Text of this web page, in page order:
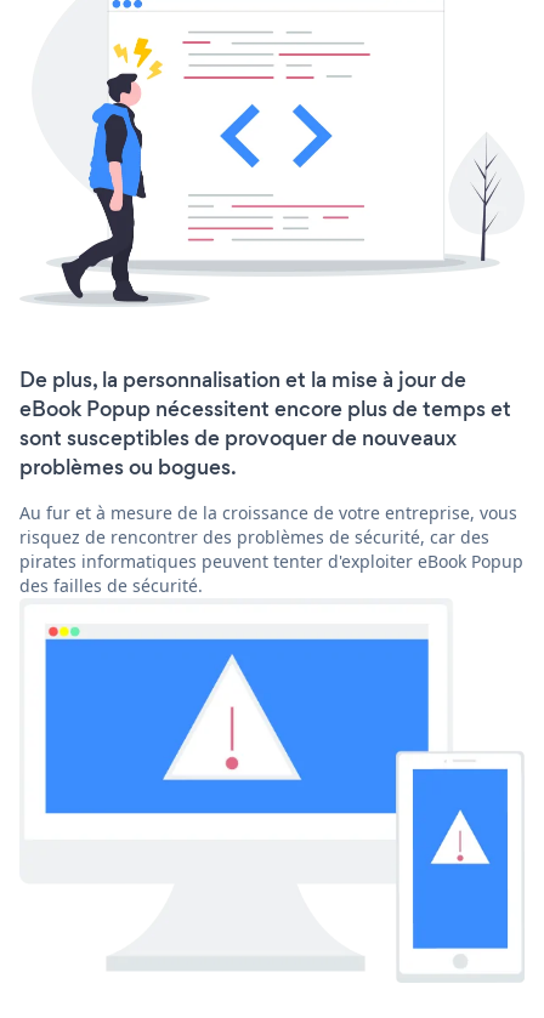
De plus, la personnalisation et la mise à jour de
eBook Popup nécessitent encore plus de temps et
sont susceptibles de provoquer de nouveaux
problèmes ou bogues.
Au fur et à mesure de la croissance de votre entreprise, vous
risquez de rencontrer des problèmes de sécurité, car des
pirates informatiques peuvent tenter d'exploiter eBook Popup
des failles de sécurité.